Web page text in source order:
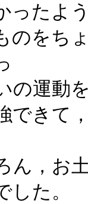
ったよ
のをち
の運動
できて
ん，お
た。